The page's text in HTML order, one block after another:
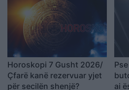
Horoskopi 7 Gusht 2026/
Çfarë kanë rezervuar yjet
për secilën shenjë?
ai